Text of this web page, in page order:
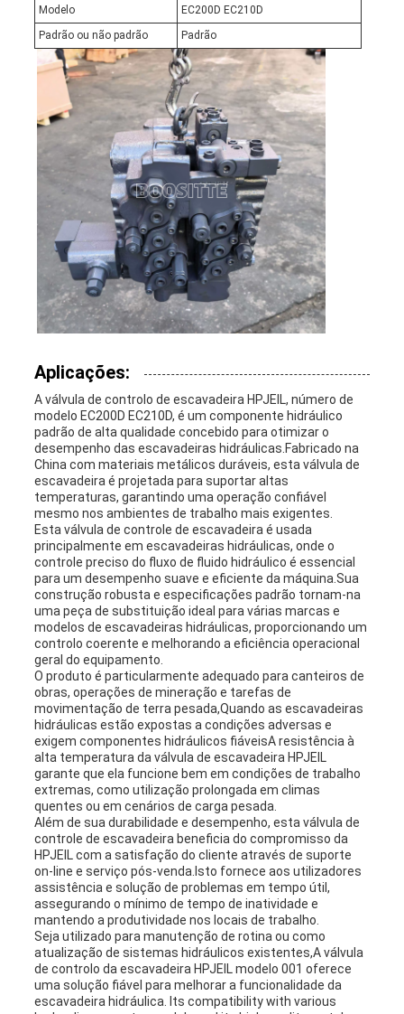
Modelo
EC200D EC210D
Padrão ou não padrão
Padrão
Aplicações:
A válvula de controlo de escavadeira HPJEIL, número de
modelo EC200D EC210D, é um componente hidráulico
padrão de alta qualidade concebido para otimizar o
desempenho das escavadeiras hidráulicas.Fabricado na
China com materiais metálicos duráveis, esta válvula de
escavadeira é projetada para suportar altas
temperaturas, garantindo uma operação confiável
mesmo nos ambientes de trabalho mais exigentes.
Esta válvula de controle de escavadeira é usada
principalmente em escavadeiras hidráulicas, onde o
controle preciso do fluxo de fluido hidráulico é essencial
para um desempenho suave e eficiente da máquina.Sua
construção robusta e especificações padrão tornam-na
uma peça de substituição ideal para várias marcas e
modelos de escavadeiras hidráulicas, proporcionando um
controlo coerente e melhorando a eficiência operacional
geral do equipamento.
O produto é particularmente adequado para canteiros de
obras, operações de mineração e tarefas de
movimentação de terra pesada,Quando as escavadeiras
hidráulicas estão expostas a condições adversas e
exigem componentes hidráulicos fiáveisA resistência à
alta temperatura da válvula de escavadeira HPJEIL
garante que ela funcione bem em condições de trabalho
extremas, como utilização prolongada em climas
quentes ou em cenários de carga pesada.
Além de sua durabilidade e desempenho, esta válvula de
controle de escavadeira beneficia do compromisso da
HPJEIL com a satisfação do cliente através de suporte
on-line e serviço pós-venda.Isto fornece aos utilizadores
assistência e solução de problemas em tempo útil,
assegurando o mínimo de tempo de inatividade e
mantendo a produtividade nos locais de trabalho.
Seja utilizado para manutenção de rotina ou como
atualização de sistemas hidráulicos existentes,A válvula
de controlo da escavadeira HPJEIL modelo 001 oferece
uma solução fiável para melhorar a funcionalidade da
escavadeira hidráulica. Its compatibility with various